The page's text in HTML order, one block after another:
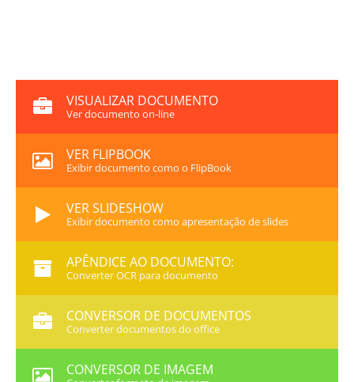
VISUALIZAR DOCUMENTO
Ver documento on-line
VER FLIPBOOK
Exibir documento como o FlipBook
VER SLIDESHOW
Exibir documento como apresentação de slides
APÊNDICE AO DOCUMENTO:
Converter OCR para documento
CONVERSOR DE DOCUMENTOS
Converter documentos do office
CONVERSOR DE IMAGEM